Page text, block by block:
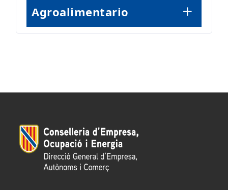
Agroalimentario